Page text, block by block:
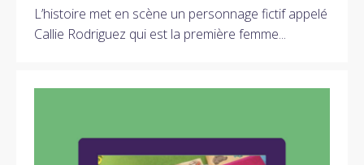
L’histoire met en scène un personnage fictif appelé
Callie Rodriguez qui est la première femme...